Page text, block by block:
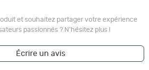
et souhaitez partager votre expérience
passionnés ? N'hésitez plus !
Écrire un avis